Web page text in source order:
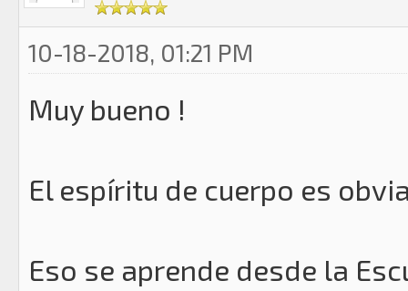
10-18-2018, 01:21 PM
Muy bueno !
El espíritu de cuerpo es
Eso se aprende desde la